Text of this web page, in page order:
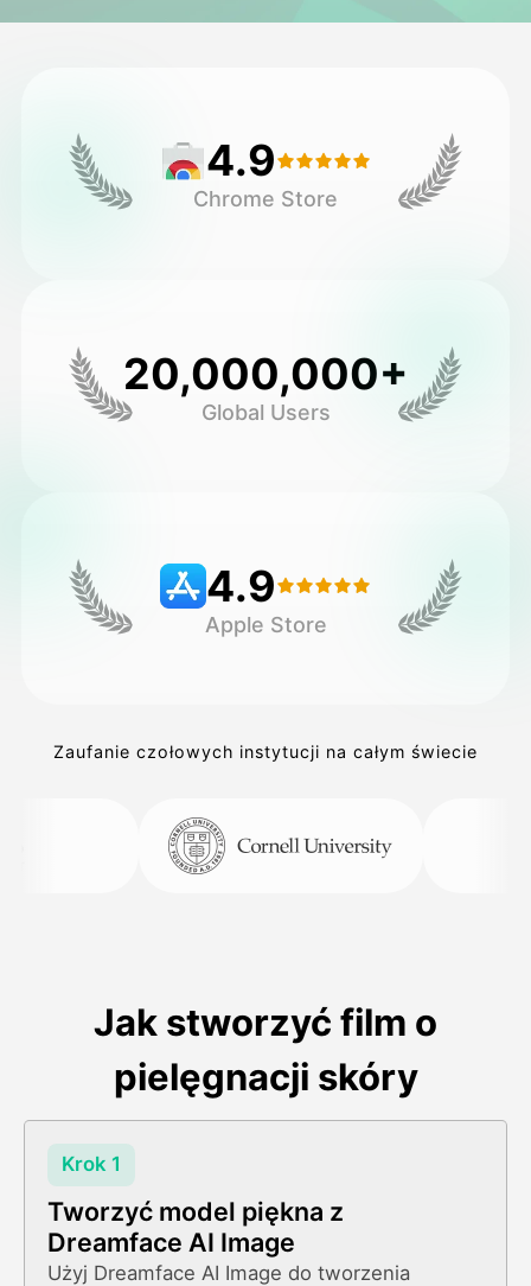
Inne narzędzia 4.9
Chrome Store
20,000,000+
Global Users
4.9
Apple Store
Zaufanie czołowych instytucji na całym świecie
Jak stworzyć film o
pielęgnacji skóry
Krok 1
Tworzyć model piękna z
Dreamface AI Image
Użyj Dreamface AI Image do tworzenia